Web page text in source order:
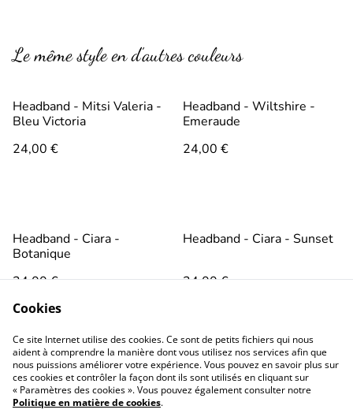
Le même style en d’autres couleurs
Headband - Mitsi Valeria -
Bleu Victoria
24,00 €
Headband - Wiltshire -
Emeraude
24,00 €
Headband - Ciara -
Botanique
24,00 €
Headband - Ciara - Sunset
24,00 €
Cookies
Ce site Internet utilise des cookies. Ce sont de petits fichiers qui nous
aident à comprendre la manière dont vous utilisez nos services afin que
nous puissions améliorer votre expérience. Vous pouvez en savoir plus sur
ces cookies et contrôler la façon dont ils sont utilisés en cliquant sur
« Paramètres des cookies ». Vous pouvez également consulter notre
Politique en matière de cookies.